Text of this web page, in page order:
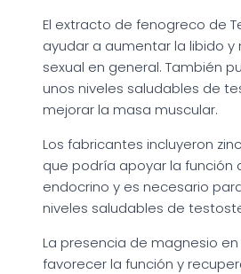
El extracto de fenogreco de
ayudar a aumentar la libido y
sexual en general. También
unos niveles saludables de
mejorar la masa muscular.
Los fabricantes incluyeron
que podría apoyar la función
endocrino y es necesario
niveles saludables de
La presencia de magnesio
favorecer la función y